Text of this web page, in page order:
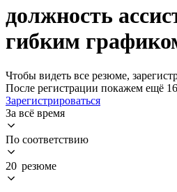
должность
гибким
Чтобы видеть все резюме,
После регистрации покажем ещё
Зарегистрироваться
За всё время
По соответствию
20 резюме